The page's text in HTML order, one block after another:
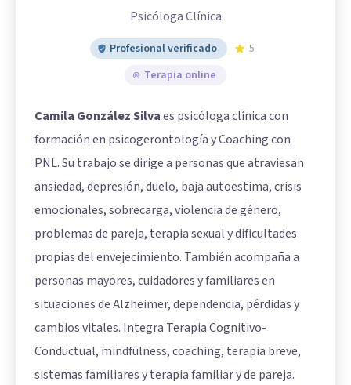
Psicóloga Clínica
Profesional verificado
5
Terapia online
Camila González Silvaes psicóloga clínica con
formación en psicogerontología y Coaching con
PNL. Su trabajo se dirige a personas que atraviesan
ansiedad, depresión, duelo, baja autoestima, crisis
emocionales, sobrecarga, violencia de género,
problemas de pareja, terapia sexual y dificultades
propias del envejecimiento. También acompaña a
personas mayores, cuidadores y familiares en
situaciones de Alzheimer, dependencia, pérdidas y
cambios vitales. Integra Terapia Cognitivo-
Conductual, mindfulness, coaching, terapia breve,
sistemas familiares y terapia familiar y de pareja.